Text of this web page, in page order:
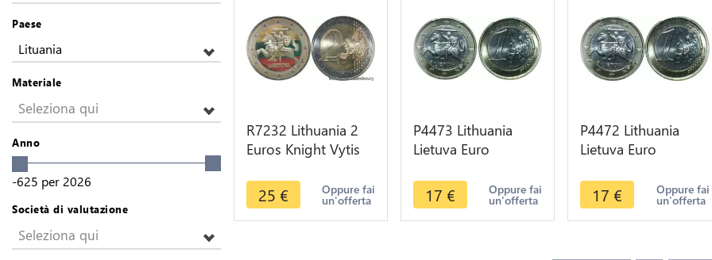
Paese
Lituania
Materiale
Seleziona qui
Anno
-625 per 2026
Società di valutazione
Seleziona qui
R7232 Lithuania 2
Euros Knight Vytis
> Make offer
25 € Oppure fai
un'offerta
P4473 Lithuania
Lietuva Euro
2015 PCGS BU UNC
17 € Oppure fai
un'offerta
P4472 Lithuania
Lietuva Euro
2015 NGC BU UNC
17 € Oppure fai
un'offerta